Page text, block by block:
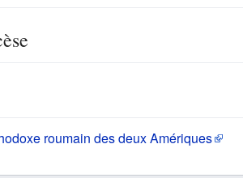
roumain des deux Amériques